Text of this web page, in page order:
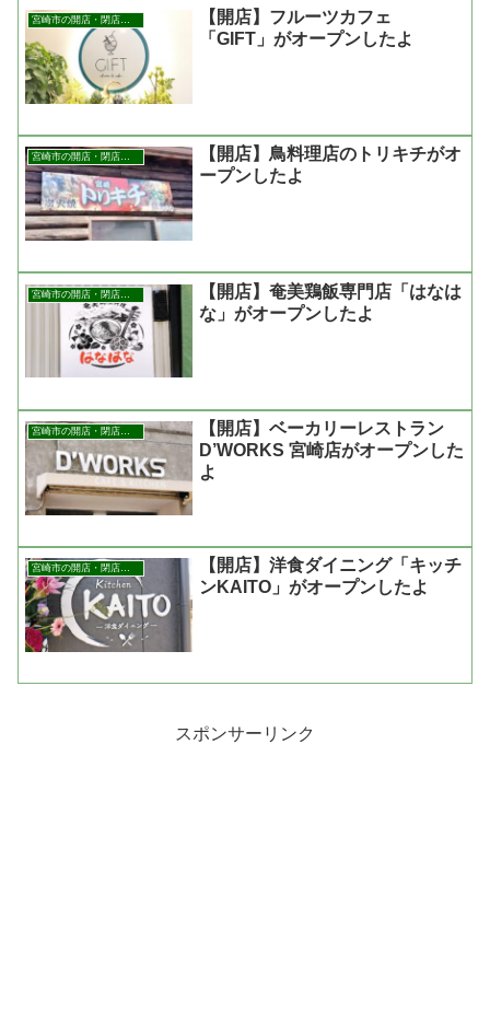
宮崎市の開店・閉店まとめ
【開店】フルーツカフェ
「GIFT」がオープンしたよ
宮崎市の開店・閉店まとめ
【開店】鳥料理店のトリキチがオ
ープンしたよ
【開店】奄美鶏飯専門店「はなは
な」がオープンしたよ
宮崎市の開店・閉店まとめ
【開店】ベーカリーレストラン
D’WORKS 宮崎店がオープンした
よ
宮崎市の開店・閉店まとめ
【開店】洋食ダイニング「キッチ
ンKAITO」がオープンしたよ
スポンサーリンク